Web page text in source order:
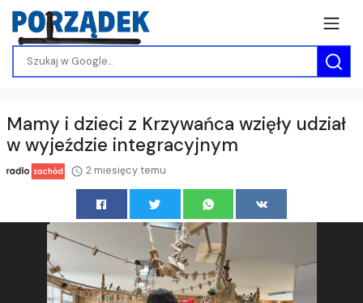
Mamy i dzieci z Krzywańca wzięły udział
w wyjeździe integracyjnym
2 miesięcy temu